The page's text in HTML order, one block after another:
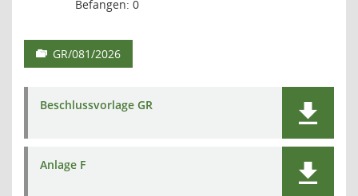
Befangen: 0
GR/081/2026
Beschlussvorlage GR
Anlage F